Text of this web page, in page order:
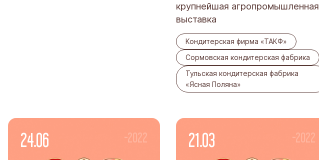
крупнейшая агропромышленная
выставка
Кондитерская фирма «ТАКФ»
Сормовская кондитерская фабрика
Тульская кондитерская фабрика
«Ясная Поляна»
24.06 -2022 21.03 -2022